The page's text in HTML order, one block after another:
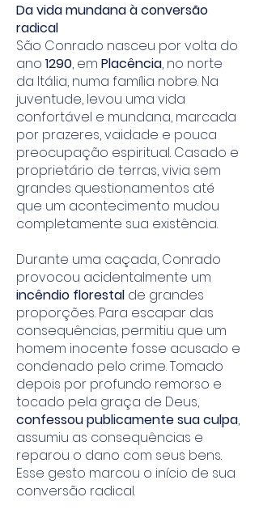
Da vida mundana à conversão
radical
São Conrado nasceu por volta do
ano 1290, em Placência, no norte
da Itália, numa família nobre. Na
juventude, levou uma vida
confortável e mundana, marcada
por prazeres, vaidade e pouca
preocupação espiritual. Casado e
proprietário de terras, vivia sem
grandes questionamentos até
que um acontecimento mudou
completamente sua existência.
Durante uma caçada, Conrado
provocou acidentalmente um
incêndio florestal de grandes
proporções. Para escapar das
consequências, permitiu que um
homem inocente fosse acusado e
condenado pelo crime. Tomado
depois por profundo remorso e
tocado pela graça de Deus,
confessou publicamente sua culpa,
assumiu as consequências e
reparou o dano com seus bens.
Esse gesto marcou o início de sua
conversão radical.